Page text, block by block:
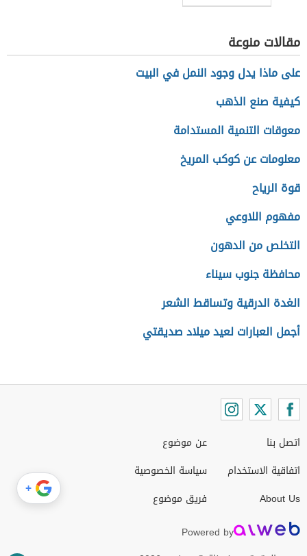
مقالات منوعة
على ماذا يدل وجود النمل في البيت
كيفية صنع الذهب
معوقات التنمية المستدامة
معلومات عن كوكب المريخ
قوة الرياح
مفهوم اللاوعي
التخلص من الدهون
محافظة جنوب سيناء
الغدة الدرقية وتساقط الشعر
أجمل العبارات لعيد ميلاد صديقتي
اتصل بنا
اتفاقية الاستخدام
About Us
عن موضوع
سياسة الخصوصية
فريق موضوع
Powered by
+